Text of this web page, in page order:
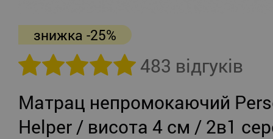
знижка -25%
483 відгуків
Матрац непромокаючий
Helper / висота 4 см / 2в1